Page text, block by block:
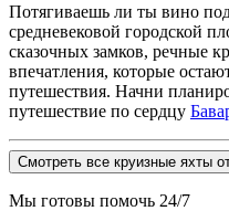
Потягиваешь ли ты вино
средневековой городской
сказочных замков, речные
впечатления, которые
путешествия. Начни
путешествие по сердцу
Смотреть все круизные яхты
Мы готовы помочь 24/7